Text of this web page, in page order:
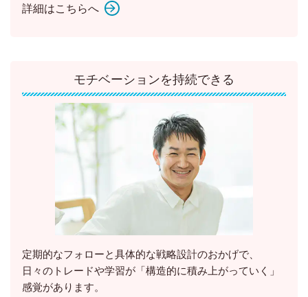
詳細はこちらへ
モチベーションを持続できる
定期的なフォローと具体的な戦略設計のおかげで、
日々のトレードや学習が「構造的に積み上がっていく」
感覚があります。